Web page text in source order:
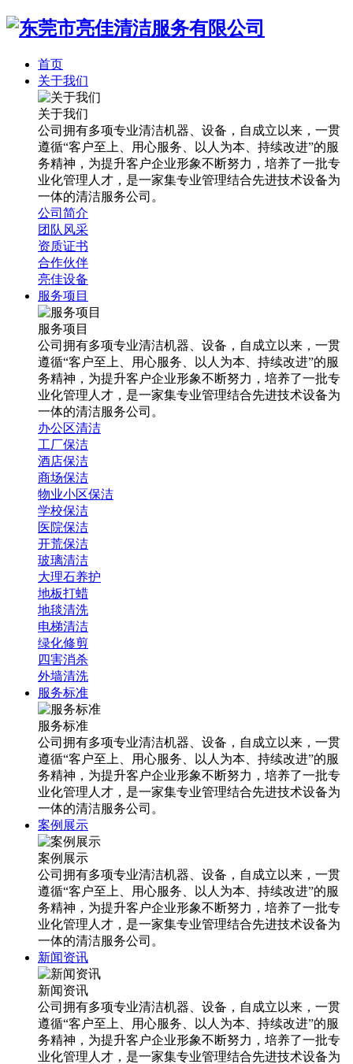
首页
关于我们
关于我们
公司拥有多项专业清洁机器、设备，自成立以来，一贯
遵循“客户至上、用心服务、以人为本、持续改进”的服
务精神，为提升客户企业形象不断努力，培养了一批专
业化管理人才，是一家集专业管理结合先进技术设备为
一体的清洁服务公司。
公司简介
团队风采
资质证书
合作伙伴
亮佳设备
服务项目
服务项目
公司拥有多项专业清洁机器、设备，自成立以来，一贯
遵循“客户至上、用心服务、以人为本、持续改进”的服
务精神，为提升客户企业形象不断努力，培养了一批专
业化管理人才，是一家集专业管理结合先进技术设备为
一体的清洁服务公司。
办公区清洁
工厂保洁
酒店保洁
商场保洁
物业小区保洁
学校保洁
医院保洁
开荒保洁
玻璃清洁
大理石养护
地板打蜡
地毯清洗
电梯清洁
绿化修剪
四害消杀
外墙清洗
服务标准
服务标准
公司拥有多项专业清洁机器、设备，自成立以来，一贯
遵循“客户至上、用心服务、以人为本、持续改进”的服
务精神，为提升客户企业形象不断努力，培养了一批专
业化管理人才，是一家集专业管理结合先进技术设备为
一体的清洁服务公司。
案例展示
案例展示
公司拥有多项专业清洁机器、设备，自成立以来，一贯
遵循“客户至上、用心服务、以人为本、持续改进”的服
务精神，为提升客户企业形象不断努力，培养了一批专
业化管理人才，是一家集专业管理结合先进技术设备为
一体的清洁服务公司。
新闻资讯
新闻资讯
公司拥有多项专业清洁机器、设备，自成立以来，一贯
遵循“客户至上、用心服务、以人为本、持续改进”的服
务精神，为提升客户企业形象不断努力，培养了一批专
业化管理人才，是一家集专业管理结合先进技术设备为